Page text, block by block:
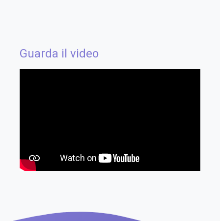
Guarda il video